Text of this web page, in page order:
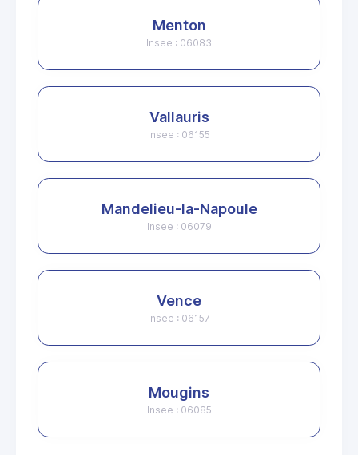
Menton
Insee : 06083
Vallauris
Insee : 06155
Mandelieu-la-Napoule
Insee : 06079
Vence
Insee : 06157
Mougins
Insee : 06085